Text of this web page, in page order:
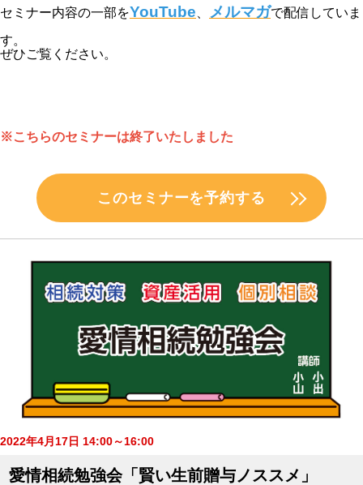
セミナー内容の一部をYouTube メルマガで配信していま
す。
ぜひご覧ください。
※こちらのセミナーは終了いたしました
このセミナーを予約する
2022年4月17日 14:00～16:00
愛情相続勉強会「賢い生前贈与ノススメ」